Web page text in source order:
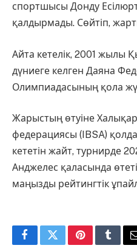
спортшысы Донду
қалдырмады. Сөйтіп,
Айта кетелік, 2001 жылы
дүниеге келген Даяна
Олимпиадасының қола
Жарыстың өтуіне
федерациясы (IBSA)
кететін жайт, турнирде
Анджелес қаласында
маңызды рейтингтік
FacebookTwitterPinterest